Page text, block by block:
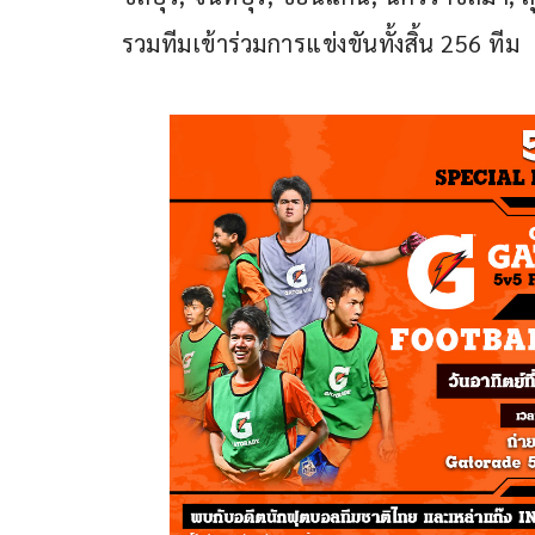
รวมทีมเข้าร่วมการแข่งขันทั้งสิ้น 256 ทีม